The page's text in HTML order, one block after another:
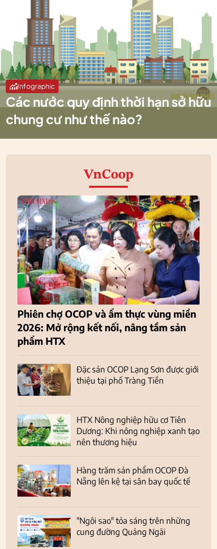
Infographic
Các nước quy định thời hạn sở hữu
chung cư như thế nào?
VnCoop
Phiên chợ OCOP và ẩm thực vùng miền
2026: Mở rộng kết nối, nâng tầm sản
phẩm HTX
Đặc sản OCOP Lạng Sơn được giới
thiệu tại phố Tràng Tiền
HTX Nông nghiệp hữu cơ Tiên
Dương: Khi nông nghiệp xanh tạo
nên thương hiệu
Hàng trăm sản phẩm OCOP Đà
Nẵng lên kệ tại sân bay quốc tế
"Ngôi sao" tỏa sáng trên những
cung đường Quảng Ngãi